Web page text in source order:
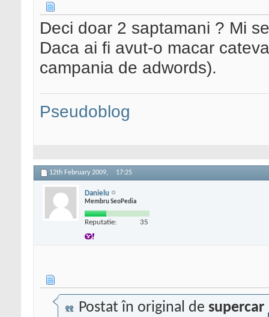
Deci doar 2 saptamani ? Mi
Daca ai fi avut-o macar
campania de adwords).
Pseudoblog
12th February 2009, 17:25
Danielu
Membru SeoPedia
Reputatie: 35
Postat în original de supercar